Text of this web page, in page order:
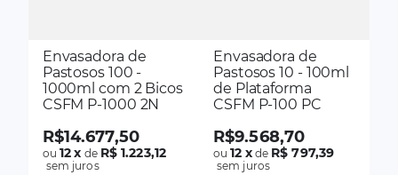
Envasadora de
Pastosos 100 -
1000ml com 2 Bicos
CSFM P-1000 2N
R$14.677,50
ou12x de R$ 1.223,12
sem juros
Envasadora de
Pastosos 10 - 100ml
de Plataforma
CSFM P-100 PC
R$9.568,70
ou12 xde R$ 797,39
sem juros